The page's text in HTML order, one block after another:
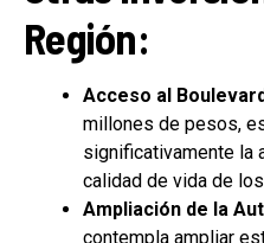
Región:
Acceso al
millones de pesos,
significativamente la
calidad de vida de
Ampliación de la
contempla ampliar